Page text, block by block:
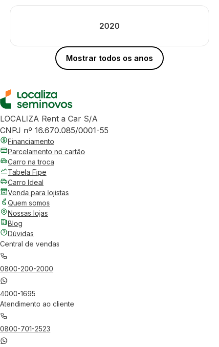
2020
Mostrar todos os anos
LOCALIZA Rent a Car S/A
CNPJ nº 16.670.085/0001-55
Financiamento
Parcelamento no cartão
Carro na troca
Tabela Fipe
Carro Ideal
Venda para lojistas
Quem somos
Nossas lojas
Blog
Dúvidas
Central de vendas
0800-200-2000
4000-1695
Atendimento ao cliente
0800-701-2523